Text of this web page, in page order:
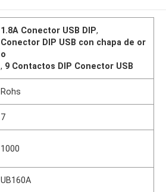
1.8A Conector USB DIP,
Conector DIP USB con chapa de or
o
, 9 Contactos DIP Conector USB
Rohs
7
1000
UB160A